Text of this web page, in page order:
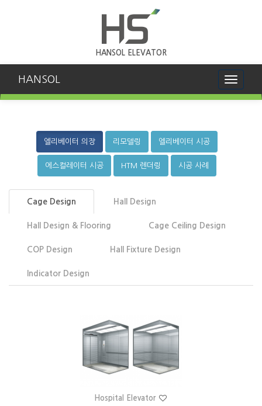
HANSOL ELEVATOR
Toggle
HANSOL
엘리베이터 의장 리모델링 엘리베이터 시공
에스컬레이터 시공 HTM 렌더링 시공 사례
Cage Design Hall Design
Hall Design & Flooring Cage Ceiling Design
COP Design Hall Fixture Design
Indicator Design
Hospital Elevator